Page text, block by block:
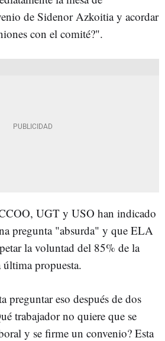
de Sidenor Azkoitia y acordar
con el comité?".
UGT y USO han indicado
pregunta "absurda" y que ELA
la voluntad del 85% de la
propuesta.
preguntar eso después de dos
trabajador no quiere que se
y se firme un convenio? Esta